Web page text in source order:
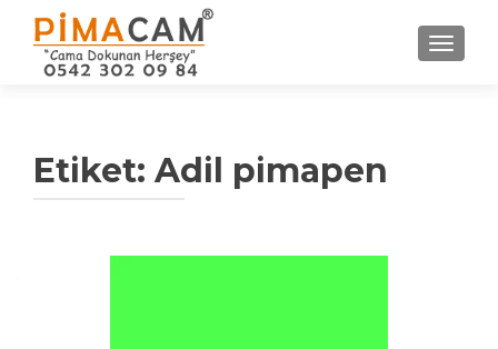
Etiket: Adil pimapen